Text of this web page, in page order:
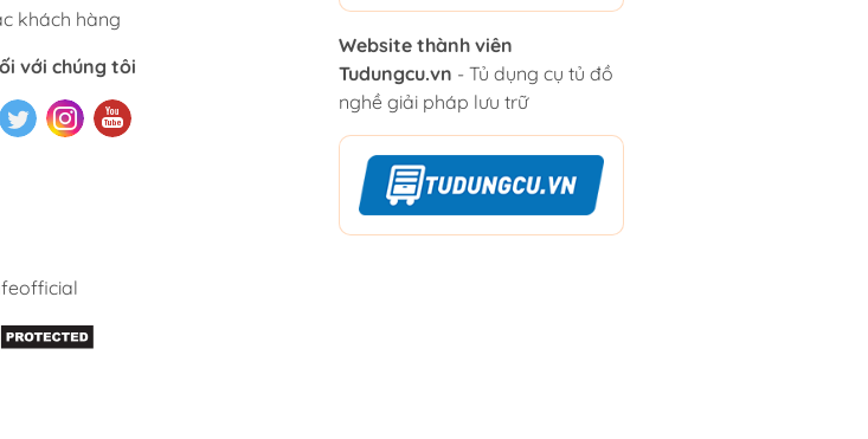
khách hàng
với chúng tôi
Website thành viên
Tudungcu.vn - Tủ dụng cụ tủ đồ
nghề giải pháp lưu trữ